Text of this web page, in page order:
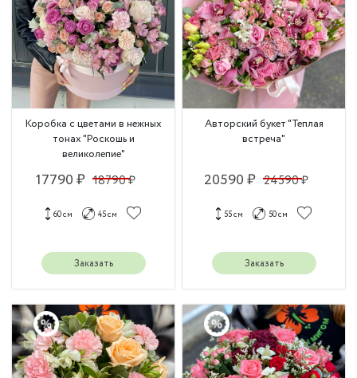
Коробка с цветами в нежных
тонах "Роскошь и
великолепие"
17790 ₽ 18790 ₽
60 см 45 см
Заказать
Авторский букет "Теплая
встреча"
20590 ₽ 24590 ₽
55 см 50 см
Заказать